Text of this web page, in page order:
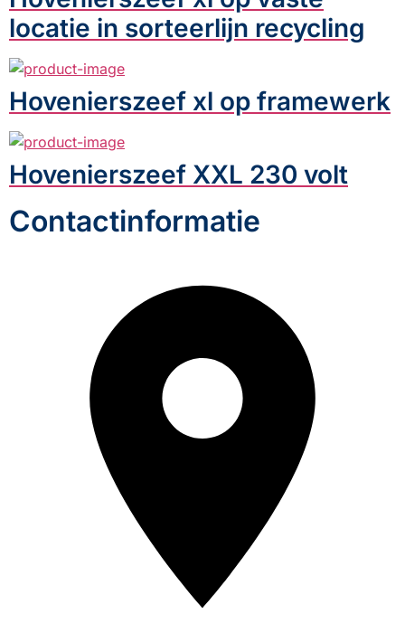
locatie in sorteerlijn recycling
Hovenierszeef xl op framewerk
Hovenierszeef XXL 230 volt
Contactinformatie